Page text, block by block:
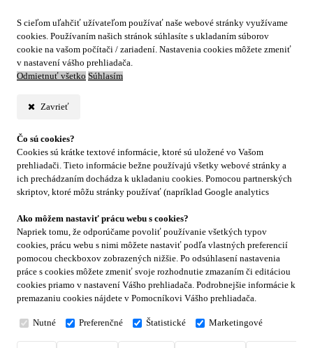
S cieľom uľahčiť užívateľom používať naše webové stránky využívame
cookies. Používaním našich stránok súhlasíte s ukladaním súborov
cookie na vašom počítači / zariadení. Nastavenia cookies môžete zmeniť
v nastavení vášho prehliadača.
Odmietnuť všetko Súhlasím
Zavrieť
Čo sú cookies?
Cookies sú krátke textové informácie, ktoré sú uložené vo Vašom
prehliadači. Tieto informácie bežne používajú všetky webové stránky a
ich prechádzaním dochádza k ukladaniu cookies. Pomocou partnerských
skriptov, ktoré môžu stránky používať (napríklad Google analytics
Ako môžem nastaviť prácu webu s cookies?
Napriek tomu, že odporúčame povoliť používanie všetkých typov
cookies, prácu webu s nimi môžete nastaviť podľa vlastných preferencií
pomocou checkboxov zobrazených nižšie. Po odsúhlasení nastavenia
práce s cookies môžete zmeniť svoje rozhodnutie zmazaním či editáciou
cookies priamo v nastavení Vášho prehliadača. Podrobnejšie informácie k
premazaniu cookies nájdete v Pomocníkovi Vášho prehliadača.
Nutné Preferenčné Štatistické Marketingové